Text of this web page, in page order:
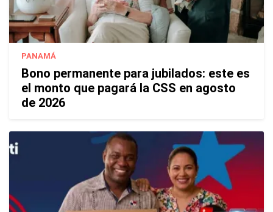
PANAMÁ
Bono permanente para jubilados: este es
el monto que pagará la CSS en agosto
de 2026